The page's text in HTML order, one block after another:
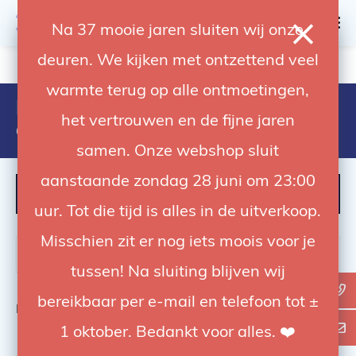
Na 37 mooie jaren sluiten wij onze
deuren. We kijken met ontzettend veel
warmte terug op alle ontmoetingen,
het vertrouwen en de fijne jaren
samen. Onze webshop sluit
aanstaande zondag 28 juni om 23:00
uur. Tot die tijd is alles in de uitverkoop.
Misschien zit er nog iets moois voor je
tussen! Na sluiting blijven wij
bereikbaar per e-mail en telefoon tot ±
1 oktober. Bedankt voor alles. ❤️
4.92 / 5 op trusted shops
Products tagged with accu voor
aputure 60
Bekijk0 van de 0 producten